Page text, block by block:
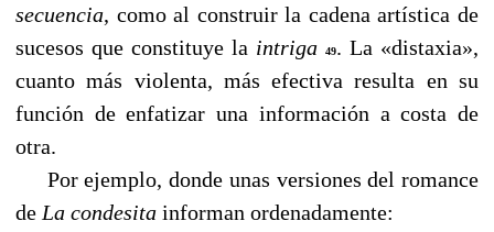
secuencia, como al construir la cadena artística de
sucesos que constituye la intriga 49. La «distaxia»,
cuanto más violenta, más efectiva resulta en su
función de enfatizar una información a costa de
otra.
Por ejemplo, donde unas versiones del romance
de La condesita informan ordenadamente: